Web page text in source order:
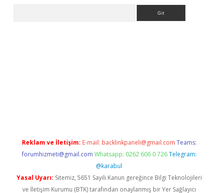
Reklam ve İletişim: E-mail: backlinkpaneli@gmail.com Teams:
forumhizmeti@gmail.com Whatsapp: 0262 606 0 726 Telegram:
@karabul
Yasal Uyarı: Sitemiz, 5651 Sayılı Kanun gereğince Bilgi Teknolojileri
ve İletişim Kurumu (BTK) tarafından onaylanmış bir Yer Sağlayıcı